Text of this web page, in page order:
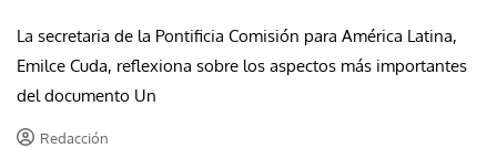
La secretaria de la Pontificia Comisión para América Latina,
Emilce Cuda, reflexiona sobre los aspectos más importantes
del documento Un
Redacción